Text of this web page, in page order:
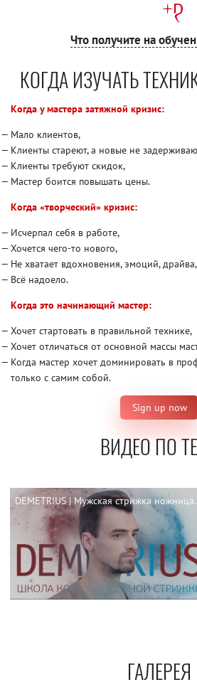
Что получите на
КОГДА ИЗУЧАТЬ
Когда у мастера затяжной кризис:
Мало клиентов,
Клиенты стареют, а новые не
Клиенты требуют скидок,
Мастер боится повышать цены.
Когда «творческий» кризис:
Исчерпал себя в работе,
Хочется чего-то нового,
Не хватает вдохновения, эмоций, драйва,
Всё надоело.
Когда это начинающий мастер:
Хочет стартовать в правильной технике,
Хочет отличаться от основной массы
Когда мастер хочет доминировать в
только с самим собой.
Sign up now
ВИДЕО ПО
ГАЛЕРЕЯ